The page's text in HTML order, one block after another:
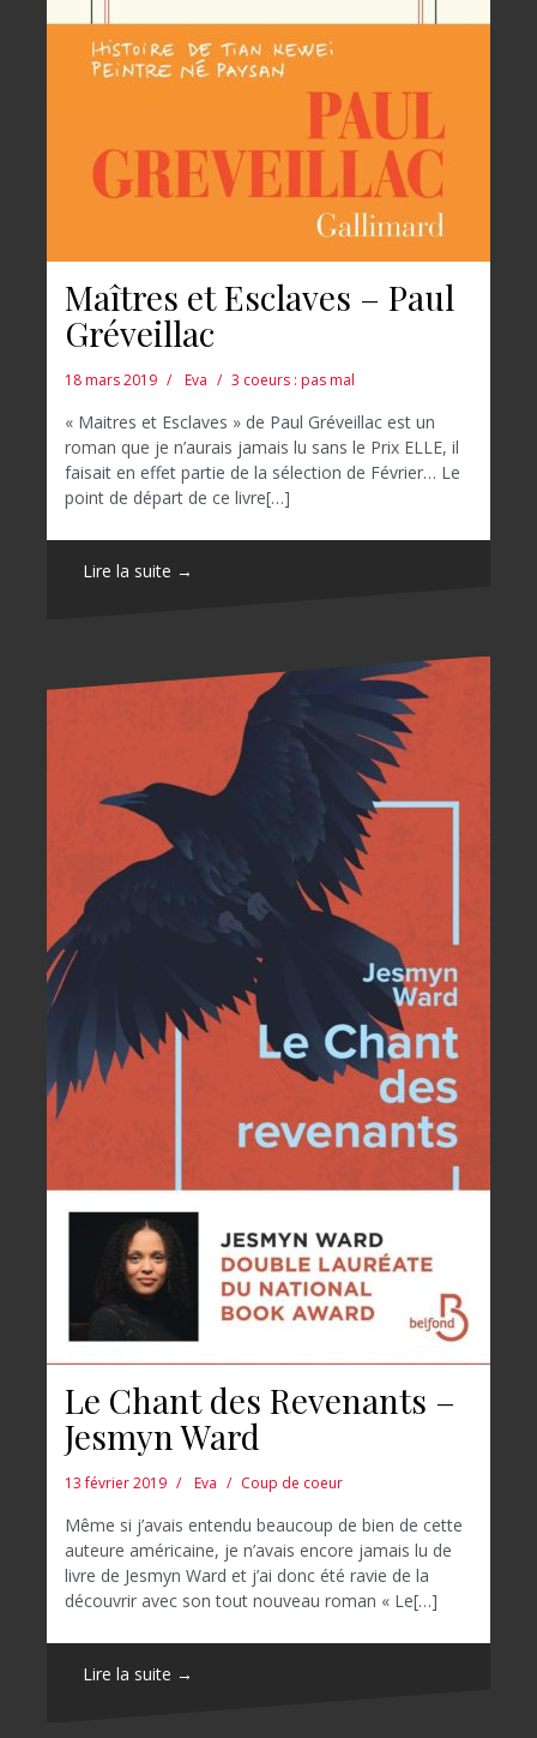
Maîtres et Esclaves – Paul
Gréveillac
18 mars 2019 Eva 3 coeurs : pas mal
« Maitres et Esclaves » de Paul Gréveillac est un
roman que je n’aurais jamais lu sans le Prix ELLE, il
faisait en effet partie de la sélection de Février… Le
point de départ de ce livre[…]
Lire la suite →
Le Chant des Revenants –
Jesmyn Ward
13 février 2019 Eva Coup de coeur
Même si j’avais entendu beaucoup de bien de cette
auteure américaine, je n’avais encore jamais lu de
livre de Jesmyn Ward et j’ai donc été ravie de la
découvrir avec son tout nouveau roman « Le[…]
Lire la suite →